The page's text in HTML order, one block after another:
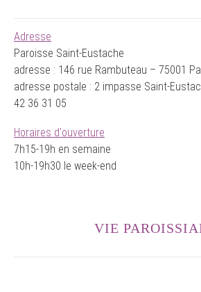
Adresse
Paroisse Saint-Eustache
adresse : 146 rue Rambuteau – 75001
adresse postale : 2 impasse Saint-
42 36 31 05
Horaires d'ouverture
7h15-19h en semaine
10h-19h30 le week-end
VIE